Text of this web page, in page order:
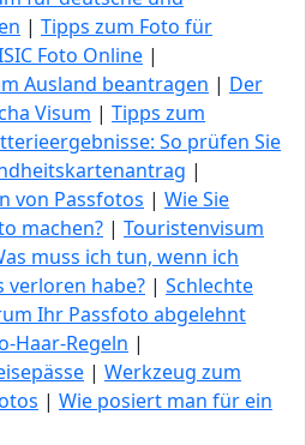
| Tipps zum Foto für
Foto Online |
Ausland beantragen | Der
Visum | Tipps zum
So prüfen Sie
|
von Passfotos | Wie Sie
machen? | Touristenvisum
muss ich tun, wenn ich
verloren habe? | Schlechte
Ihr Passfoto abgelehnt
Haar-Regeln |
| Werkzeug zum
| Wie posiert man für ein